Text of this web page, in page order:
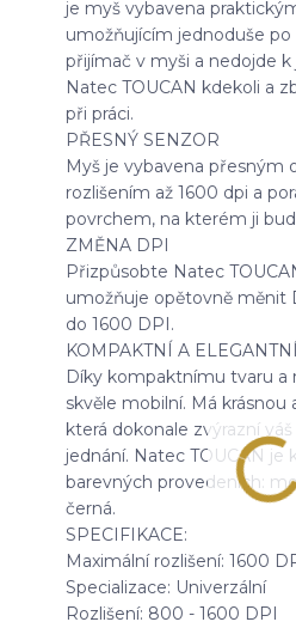
je myš vybavena
umožňujícím jednoduše
přijímač v myši a nedojde
Natec TOUCAN kdekoli a
při práci.
PŘESNÝ SENZOR
Myš je vybavena přesným
rozlišením až 1600 dpi a
povrchem, na kterém ji
ZMĚNA DPI
Přizpůsobte Natec
umožňuje opětovně měnit
do 1600 DPI.
KOMPAKTNÍ A ELEGANTNÍ
Díky kompaktnímu tvaru
skvěle mobilní. Má
která dokonale zvýrazní
jednání. Natec TOUCAN je
barevných provedeních:
černá.
SPECIFIKACE:
Maximální rozlišení: 1600
Specializace: Univerzální
Rozlišení: 800 - 1600 DPI